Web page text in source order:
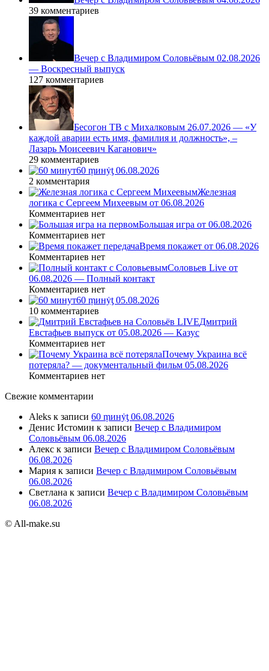
39 комментариев
Вечер с Владимиром Соловьёвым 02.08.2026
— Воскресный выпуск
127 комментариев
Бесогон ТВ с Михалковым 26.07.2026 — «У
каждой аварии есть имя, фамилия и должность», –
Лазарь Моисеевич Каганович»
29 комментариев
60 ṃинẏƫ 06.08.2026
2 комментария
Железная
логика с Сергеем Михеевым от 06.08.2026
Комментариев нет
Большая игра от 06.08.2026
Комментариев нет
Время покажет от 06.08.2026
Комментариев нет
Соловьев Live от
06.08.2026 — Полный контакт
Комментариев нет
60 ṃинẏƫ 05.08.2026
10 комментариев
Дмитрий
Евстафьев выпуск от 05.08.2026 — Казус
Комментариев нет
Почему Украина всё
потеряла? — документальный фильм 05.08.2026
Комментариев нет
Свежие комментарии
Aleks к записи 60 ṃинẏƫ 06.08.2026
Денис Истомин к записи Вечер с Владимиром
Соловьёвым 06.08.2026
Алекс к записи Вечер с Владимиром Соловьёвым
06.08.2026
Мария к записи Вечер с Владимиром Соловьёвым
06.08.2026
Светлана к записи Вечер с Владимиром Соловьёвым
06.08.2026
© All-make.su